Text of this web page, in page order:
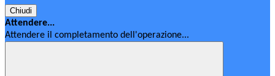
Chiudi
Attendere...
Attendere il completamento dell'operazione...